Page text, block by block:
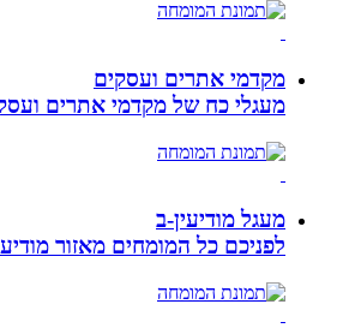
מקדמי אתרים ועסקים
מעגלי כח של מקדמי אתרים
מעגל מודיעין-ב
לפניכם כל המומחים מאזור